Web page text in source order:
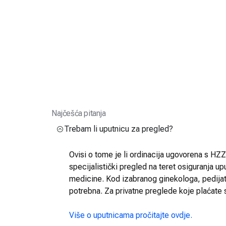
Najčešća pitanja
Trebam li uputnicu za pregled?
Ovisi o tome je li ordinacija ugovorena s
specijalistički pregled na teret osiguranja
medicine. Kod izabranog ginekologa,
potrebna. Za privatne preglede koje plaćate
Više o uputnicama pročitajte ovdje.